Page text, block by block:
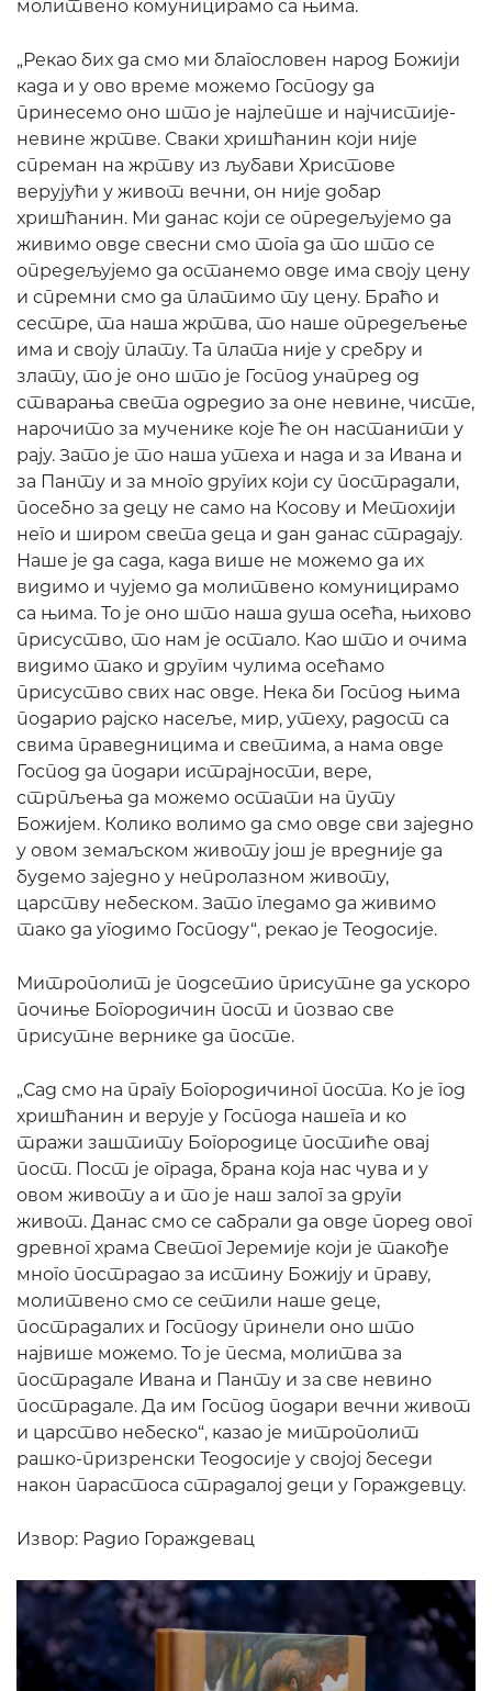
молитвено комуницирамо са њима.
„Рекао бих да смо ми благословен народ Божији
када и у ово време можемо Господу да
принесемо оно што је најлепше и најчистије-
невине жртве. Сваки хришћанин који није
спреман на жртву из љубави Христове
верујући у живот вечни, он није добар
хришћанин. Ми данас који се опредељујемо да
живимо овде свесни смо тога да то што се
опредељујемо да останемо овде има своју цену
и спремни смо да платимо ту цену. Браћо и
сестре, та наша жртва, то наше опредељење
има и своју плату. Та плата није у сребру и
злату, то је оно што је Господ унапред од
стварања света одредио за оне невине, чисте,
нарочито за мученике које ће он настанити у
рају. Зато је то наша утеха и нада и за Ивана и
за Панту и за много других који су пострадали,
посебно за децу не само на Косову и Метохији
него и широм света деца и дан данас страдају.
Наше је да сада, када више не можемо да их
видимо и чујемо да молитвено комуницирамо
са њима. То је оно што наша душа осећа, њихово
присуство, то нам је остало. Као што и очима
видимо тако и другим чулима осећамо
присуство свих нас овде. Нека би Господ њима
подарио рајско насеље, мир, утеху, радост са
свима праведницима и светима, а нама овде
Господ да подари истрајности, вере,
стрпљења да можемо остати на путу
Божијем. Колико волимо да смо овде сви заједно
у овом земаљском животу још је вредније да
будемо заједно у непролазном животу,
царству небеском. Зато гледамо да живимо
тако да угодимо Господу“, рекао је Теодосије.
Митрополит је подсетио присутне да ускоро
почиње Богородичин пост и позвао све
присутне вернике да посте.
„Сад смо на прагу Богородичиног поста. Ко је год
хришћанин и верује у Господа нашега и ко
тражи заштиту Богородице постиће овај
пост. Пост је ограда, брана која нас чува и у
овом животу а и то је наш залог за други
живот. Данас смо се сабрали да овде поред овог
древног храма Светог Јеремије који је такође
много пострадао за истину Божију и праву,
молитвено смо се сетили наше деце,
пострадалих и Господу принели оно што
највише можемо. То је песма, молитва за
пострадале Ивана и Панту и за све невино
пострадале. Да им Господ подари вечни живот
и царство небеско“, казао је митрополит
рашко-призренски Теодосије у својој беседи
након парастоса страдалој деци у Гораждевцу.
Извор: Радио Гораждевац